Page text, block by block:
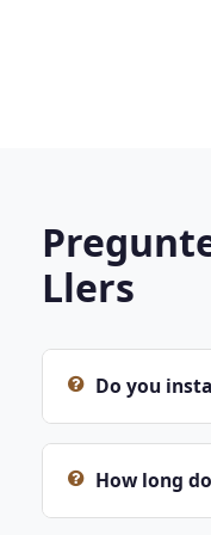
Llers
Do you
How long